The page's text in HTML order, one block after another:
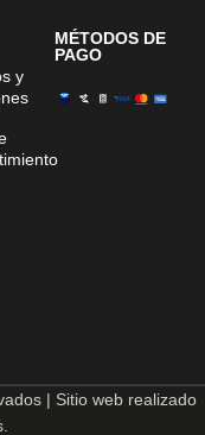
y
MÉTODOS DE
PAGO
| Sitio web realizado